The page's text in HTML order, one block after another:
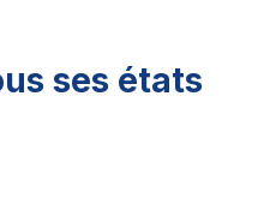
ses états